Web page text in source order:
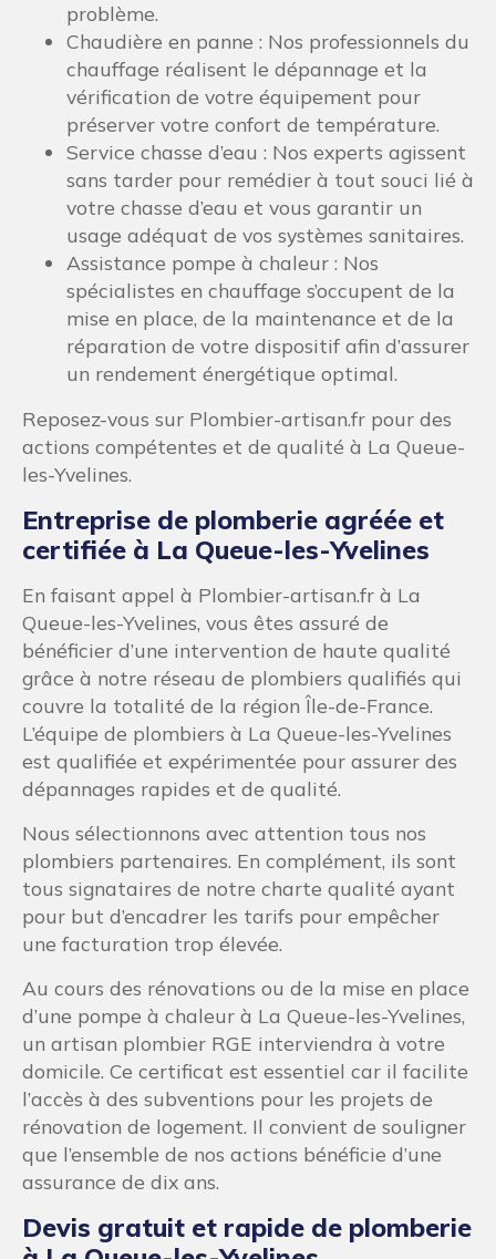
problème.
Chaudière en panne : Nos professionnels du
chauffage réalisent le dépannage et la
vérification de votre équipement pour
préserver votre confort de température.
Service chasse d’eau : Nos experts agissent
sans tarder pour remédier à tout souci lié à
votre chasse d’eau et vous garantir un
usage adéquat de vos systèmes sanitaires.
Assistance pompe à chaleur : Nos
spécialistes en chauffage s’occupent de la
mise en place, de la maintenance et de la
réparation de votre dispositif afin d’assurer
un rendement énergétique optimal.
Reposez-vous sur Plombier-artisan.fr pour des
actions compétentes et de qualité à La Queue-
les-Yvelines.
Entreprise de plomberie agréée et
certifiée à La Queue-les-Yvelines
En faisant appel à Plombier-artisan.fr à La
Queue-les-Yvelines, vous êtes assuré de
bénéficier d’une intervention de haute qualité
grâce à notre réseau de plombiers qualifiés qui
couvre la totalité de la région Île-de-France.
L’équipe de plombiers à La Queue-les-Yvelines
est qualifiée et expérimentée pour assurer des
dépannages rapides et de qualité.
Nous sélectionnons avec attention tous nos
plombiers partenaires. En complément, ils sont
tous signataires de notre charte qualité ayant
pour but d’encadrer les tarifs pour empêcher
une facturation trop élevée.
Au cours des rénovations ou de la mise en place
d’une pompe à chaleur à La Queue-les-Yvelines,
un artisan plombier RGE interviendra à votre
domicile. Ce certificat est essentiel car il facilite
l’accès à des subventions pour les projets de
rénovation de logement. Il convient de souligner
que l’ensemble de nos actions bénéficie d’une
assurance de dix ans.
Devis gratuit et rapide de plomberie